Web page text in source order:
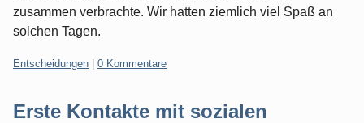
zusammen verbrachte. Wir hatten ziemlich viel Spaß an
solchen Tagen.
Kategorien:
Entscheidungen 0 Kommentare
Erste Kontakte mit sozialen